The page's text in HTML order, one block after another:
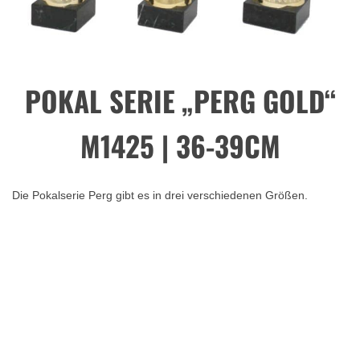
POKAL SERIE „PERG GOLD“
M1425 | 36-39CM
Die Pokalserie Perg gibt es in drei verschiedenen Größen.